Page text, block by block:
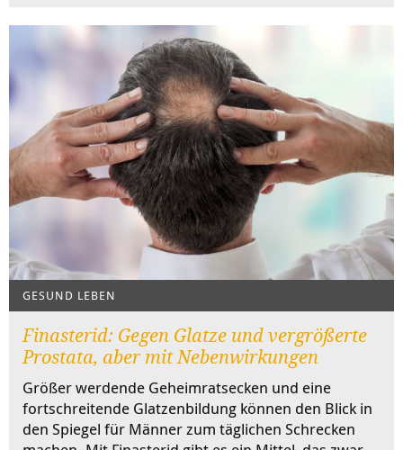
GESUND LEBEN
Finasterid: Gegen Glatze und vergrößerte
Prostata, aber mit Nebenwirkungen
Größer werdende Geheimratsecken und eine
fortschreitende Glatzenbildung können den Blick in
den Spiegel für Männer zum täglichen Schrecken